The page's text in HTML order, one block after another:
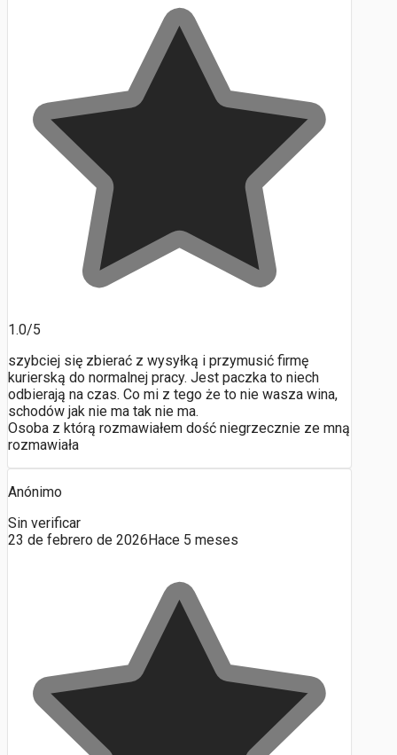
1.0/5
szybciej się zbierać z wysyłką i przymusić firmę
kurierską do normalnej pracy. Jest paczka to niech
odbierają na czas. Co mi z tego że to nie wasza wina,
schodów jak nie ma tak nie ma.
Osoba z którą rozmawiałem dość niegrzecznie ze mną
rozmawiała
Anónimo
Sin verificar
23 de febrero de 2026Hace 5 meses